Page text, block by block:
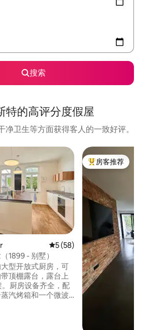
搜索
特的高评分度假屋
净卫生等方面获得客人的一致好评。
平均评分 5 分（满分 5 分）
5 (58)
1899 - 别墅）
型开放式厨房，可
顶棚露台，露台上
厨房设备齐全，配
汽烤箱和一个微波
热门「房客推荐」
房客推荐